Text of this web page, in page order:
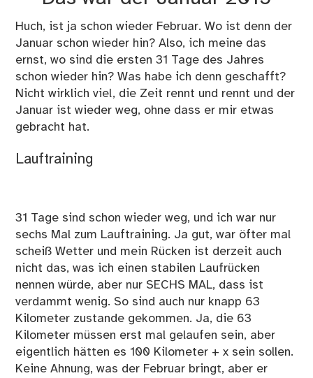
Huch, ist ja schon wieder Februar. Wo ist denn der
Januar schon wieder hin? Also, ich meine das
ernst, wo sind die ersten 31 Tage des Jahres
schon wieder hin? Was habe ich denn geschafft?
Nicht wirklich viel, die Zeit rennt und rennt und der
Januar ist wieder weg, ohne dass er mir etwas
gebracht hat.
Lauftraining
31 Tage sind schon wieder weg, und ich war nur
sechs Mal zum Lauftraining. Ja gut, war öfter mal
scheiß Wetter und mein Rücken ist derzeit auch
nicht das, was ich einen stabilen Laufrücken
nennen würde, aber nur SECHS MAL, dass ist
verdammt wenig. So sind auch nur knapp 63
Kilometer zustande gekommen. Ja, die 63
Kilometer müssen erst mal gelaufen sein, aber
eigentlich hätten es 100 Kilometer + x sein sollen.
Keine Ahnung, was der Februar bringt, aber er